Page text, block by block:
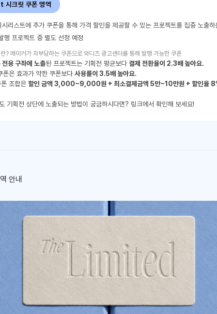
크릿 쿠폰 영역
시리스트에 추가 쿠폰을 통해 가격 할인을 제공할 수 있는 프로젝트를 집중 노출
행 프로젝트 중 별도 선정 예정
? 메이커가 자부담하는 쿠폰으로 와디즈 광고센터를 통해 발행 가능한 쿠폰
전용 구좌에 노출된 프로젝트는 기획전 평균보다 결제 전환율이 2.3배 높아요.
은 효과가 약한 쿠폰보다 사용률이 3.5배 높아요.
조합은 할인 금액 3,000~9,000원 + 최소결제금액 5만~10만원 + 할인율
기획전 상단에 노출되는 방법이 궁금하시다면? 링크에서 확인해 보세요!
안내